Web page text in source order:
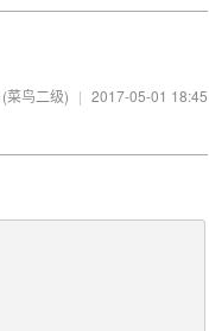
(菜鸟二级) | 2017-05-01 18:45